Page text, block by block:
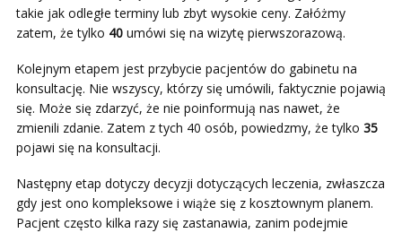
takie jak odległe terminy lub zbyt wysokie ceny. Załóżmy
zatem, że tylko 40 umówi się na wizytę pierwszorazową.
Kolejnym etapem jest przybycie pacjentów do gabinetu na
konsultację. Nie wszyscy, którzy się umówili, faktycznie pojawią
się. Może się zdarzyć, że nie poinformują nas nawet, że
zmienili zdanie. Zatem z tych 40 osób, powiedzmy, że tylko 35
pojawi się na konsultacji.
Następny etap dotyczy decyzji dotyczących leczenia, zwłaszcza
gdy jest ono kompleksowe i wiąże się z kosztownym planem.
Pacjent często kilka razy się zastanawia, zanim podejmie